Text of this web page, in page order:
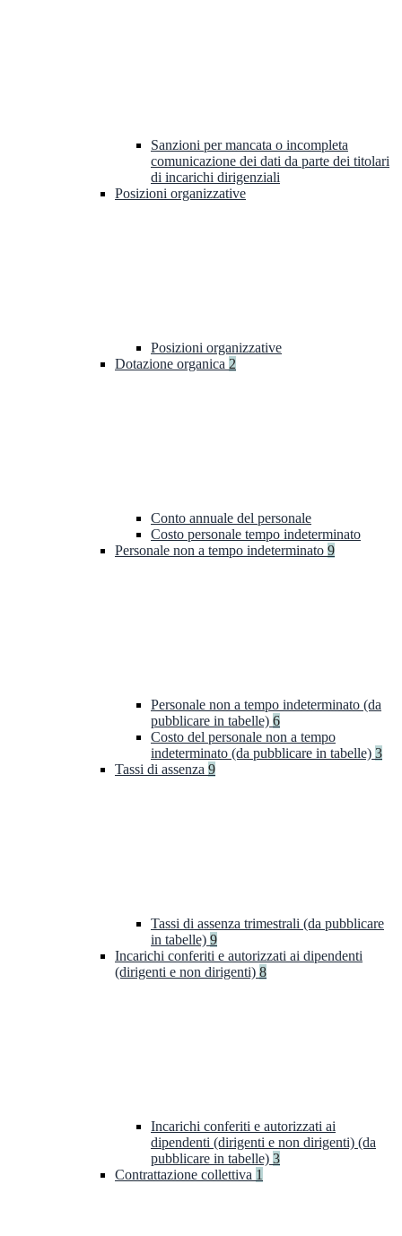
Sanzioni per mancata o incompleta
comunicazione dei dati da parte dei titolari
di incarichi dirigenziali
Posizioni organizzative
Posizioni organizzative
Dotazione organica 2
Conto annuale del personale
Costo personale tempo indeterminato
Personale non a tempo indeterminato 9
Personale non a tempo indeterminato (da
pubblicare in tabelle) 6
Costo del personale non a tempo
indeterminato (da pubblicare in tabelle) 3
Tassi di assenza 9
Tassi di assenza trimestrali (da pubblicare
in tabelle) 9
Incarichi conferiti e autorizzati ai dipendenti
(dirigenti e non dirigenti) 8
Incarichi conferiti e autorizzati ai
dipendenti (dirigenti e non dirigenti) (da
pubblicare in tabelle) 3
Contrattazione collettiva 1